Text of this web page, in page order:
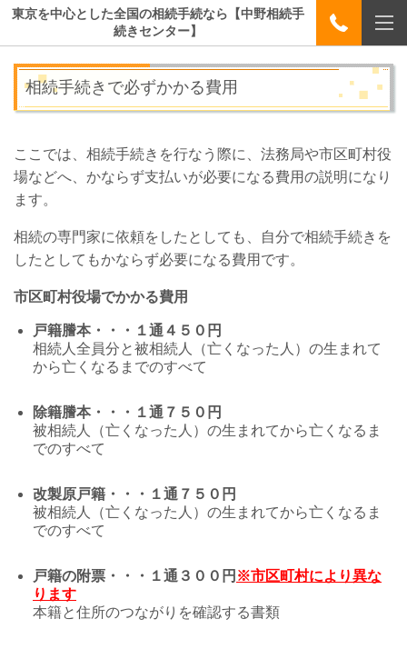
東京を中心とした全国の相続手続なら【中野相続手
続きセンター】
相続手続きで必ずかかる費用
ここでは、相続手続きを行なう際に、法務局や市区町村役
場などへ、かならず支払いが必要になる費用の説明になり
ます。
相続の専門家に依頼をしたとしても、自分で相続手続きを
したとしてもかならず必要になる費用です。
市区町村役場でかかる費用
戸籍謄本・・・１通４５０円
相続人全員分と被相続人（亡くなった人）の生まれて
から亡くなるまでのすべて
除籍謄本・・・１通７５０円
被相続人（亡くなった人）の生まれてから亡くなるま
でのすべて
改製原戸籍・・・１通７５０円
被相続人（亡くなった人）の生まれてから亡くなるま
でのすべて
戸籍の附票・・・１通３００円 ※市区町村により異な
ります
本籍と住所のつながりを確認する書類